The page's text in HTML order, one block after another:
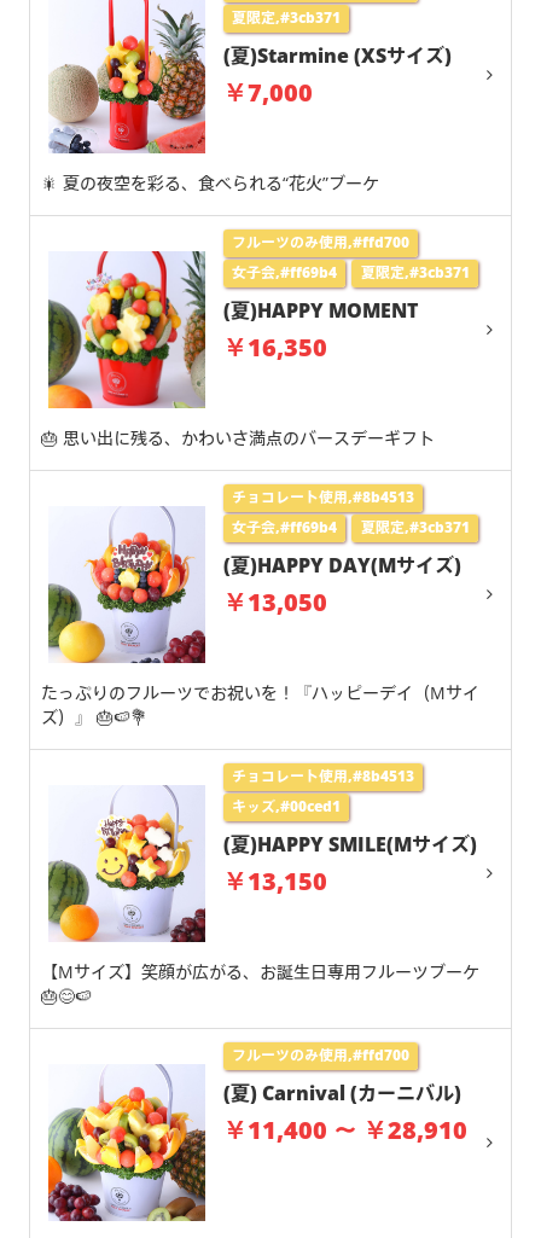
夏限定,#3cb371
(夏)Starmine (XSサイズ)
￥7,000
🎇 夏の夜空を彩る、食べられる“花火”ブーケ
フルーツのみ使用,#ffd700
女子会,#ff69b4
夏限定,#3cb371
(夏)HAPPY MOMENT
￥16,350
🎂 思い出に残る、かわいさ満点のバースデーギフト
チョコレート使用,#8b4513
女子会,#ff69b4
夏限定,#3cb371
(夏)HAPPY DAY(Mサイズ)
￥13,050
たっぷりのフルーツでお祝いを！『ハッピーデイ（Mサイ
ズ）』 🎂🍉💐
チョコレート使用,#8b4513
キッズ,#00ced1
(夏)HAPPY SMILE(Mサイズ)
￥13,150
【Mサイズ】笑顔が広がる、お誕生日専用フルーツブーケ
🎂😊🍉
フルーツのみ使用,#ffd700
(夏) Carnival (カーニバル)
￥11,400 ～ ￥28,910